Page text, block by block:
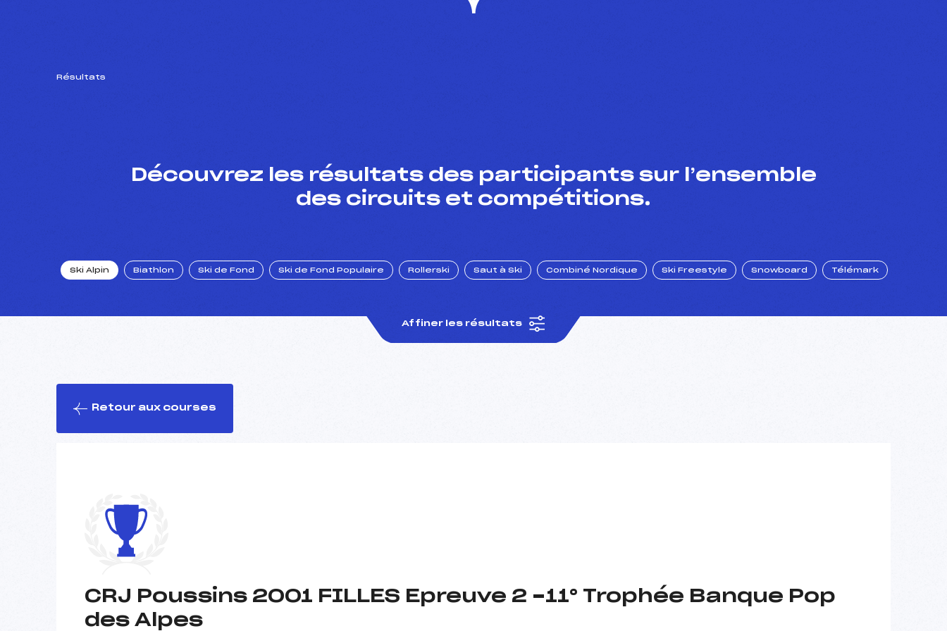
Résultats
Découvrez les résultats des participants sur l’ensemble
des circuits et compétitions.
Ski Alpin Biathlon Ski de Fond Ski de Fond Populaire Rollerski Saut à Ski Combiné Nordique Ski Freestyle Snowboard Télémark
Affiner les résultats
Retour aux courses
CRJ Poussins 2001 FILLES Epreuve 2 -11° Trophée Banque Pop
des Alpes